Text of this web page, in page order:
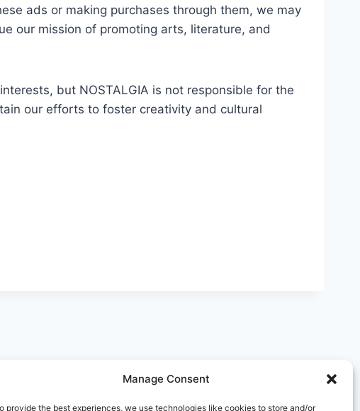
Manage Consent
provide the best experiences, we use technologies like cookies to store and/or
ads or making purchases through them, we may
our mission of promoting arts, literature, and
but NOSTALGIA is not responsible for the
our efforts to foster creativity and cultural